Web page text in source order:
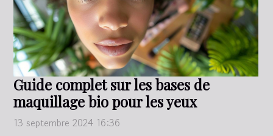
Guide complet sur les bases de
maquillage bio pour les yeux
13 septembre 2024 16:36